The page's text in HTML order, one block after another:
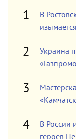
В
Украина
В России
героев